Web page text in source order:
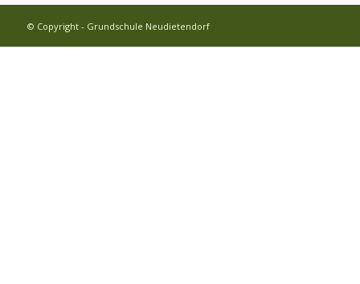
© Copyright - Grundschule Neudietendorf